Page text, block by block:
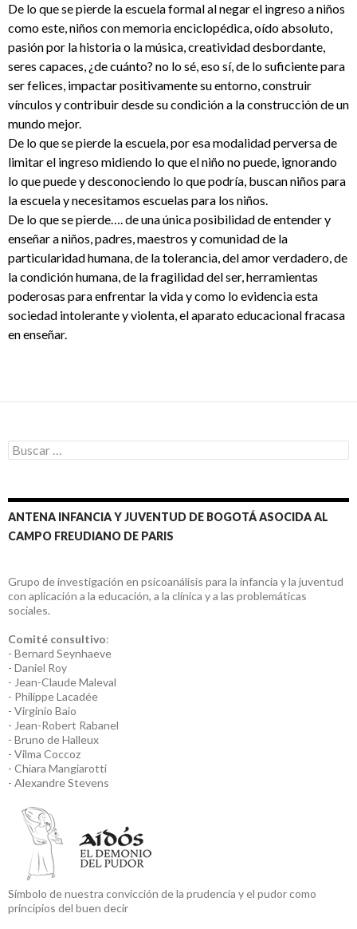
De lo que se pierde la escuela formal al negar el ingreso a niños
como este, niños con memoria enciclopédica, oído absoluto,
pasión por la historia o la música, creatividad desbordante,
seres capaces, ¿de cuánto? no lo sé, eso sí, de lo suficiente para
ser felices, impactar positivamente su entorno, construir
vínculos y contribuir desde su condición a la construcción de un
mundo mejor.
De lo que se pierde la escuela, por esa modalidad perversa de
limitar el ingreso midiendo lo que el niño no puede, ignorando
lo que puede y desconociendo lo que podría, buscan niños para
la escuela y necesitamos escuelas para los niños.
De lo que se pierde…. de una única posibilidad de entender y
enseñar a niños, padres, maestros y comunidad de la
particularidad humana, de la tolerancia, del amor verdadero, de
la condición humana, de la fragilidad del ser, herramientas
poderosas para enfrentar la vida y como lo evidencia esta
sociedad intolerante y violenta, el aparato educacional fracasa
en enseñar.
Buscar:
ANTENA INFANCIA Y JUVENTUD DE BOGOTÁ ASOCIDA AL
CAMPO FREUDIANO DE PARIS
Grupo de investigación en psicoanálisis para la infancia y la juventud
con aplicación a la educación, a la clínica y a las problemáticas
sociales.
Comité consultivo:
- Bernard Seynhaeve
- Daniel Roy
- Jean-Claude Maleval
- Philippe Lacadée
- Virginio Baio
- Jean-Robert Rabanel
- Bruno de Halleux
- Vilma Coccoz
- Chiara Mangiarotti
- Alexandre Stevens
Símbolo de nuestra convicción de la prudencia y el pudor como
principios del buen decir